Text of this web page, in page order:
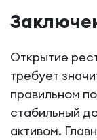
Открытие
требует
правильном
стабильный
активом.